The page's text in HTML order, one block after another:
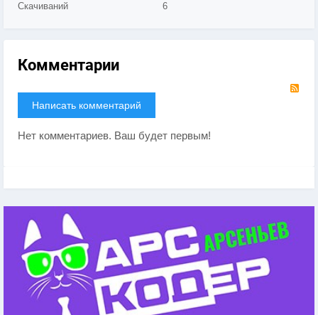
Скачиваний
6
Комментарии
Написать комментарий
Нет комментариев. Ваш будет первым!